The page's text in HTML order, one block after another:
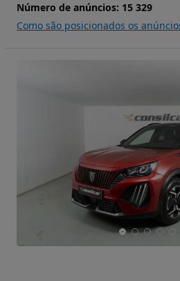
Número de anúncios: 15 329
Como são posicionados os